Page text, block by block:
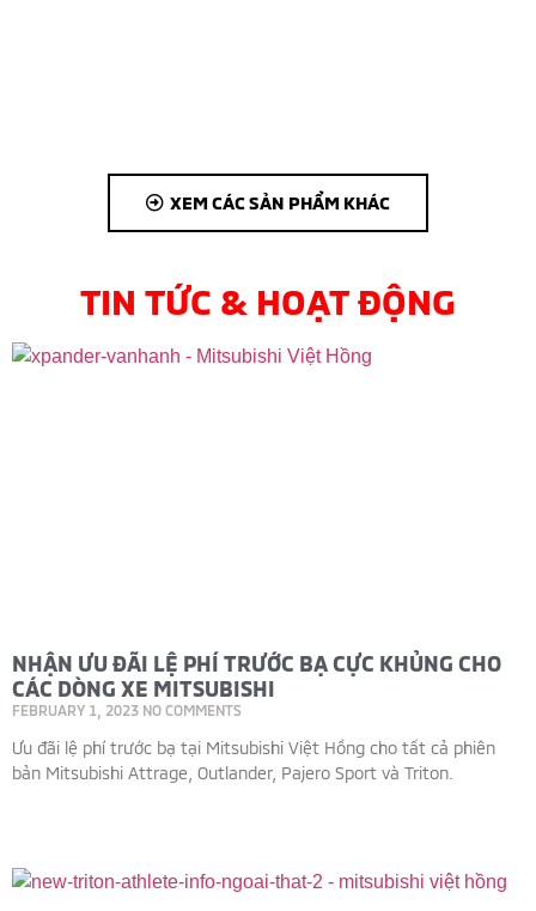
XEM CÁC SẢN PHẨM KHÁC
TIN TỨC & HOẠT ĐỘNG
NHẬN ƯU ĐÃI LỆ PHÍ TRƯỚC BẠ CỰC KHỦNG CHO
CÁC DÒNG XE MITSUBISHI
FEBRUARY 1, 2023 NO COMMENTS
Ưu đãi lệ phí trước bạ tại Mitsubishi Việt Hồng cho tất cả phiên
bản Mitsubishi Attrage, Outlander, Pajero Sport và Triton.